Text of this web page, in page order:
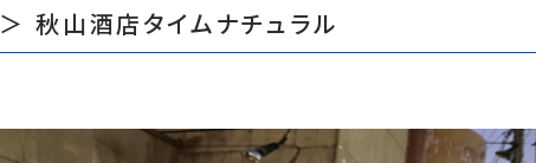
＞ 秋山酒店タイムナチュラル